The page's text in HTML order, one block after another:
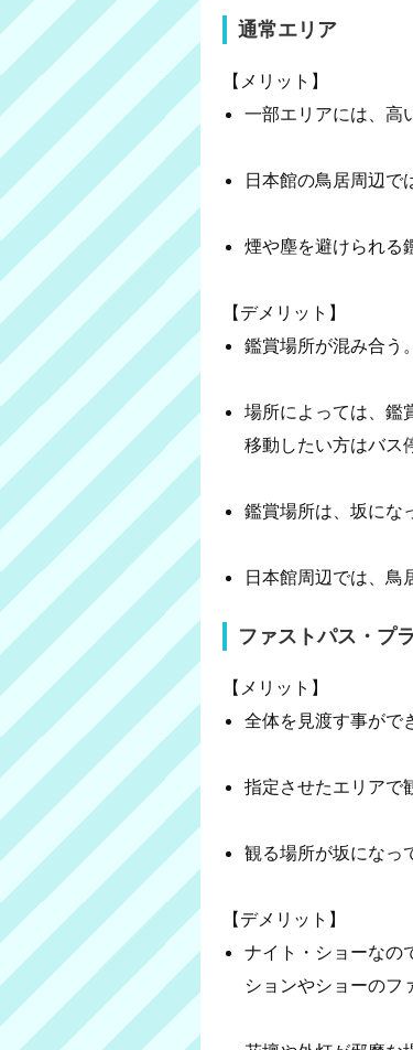
通常エリア
【メリット】
一部エリアには、高
日本館の鳥居周辺で
煙や塵を避けられる
【デメリット】
鑑賞場所が混み合う。
場所によっては、鑑
移動したい方はバス
鑑賞場所は、坂にな
日本館周辺では、鳥
ファストパス・プ
【メリット】
全体を見渡す事がで
指定させたエリアで
観る場所が坂になっ
【デメリット】
ナイト・ショーなの
ションやショーのフ